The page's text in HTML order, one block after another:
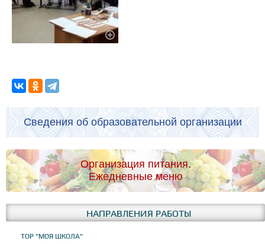
Сведения об образовательной организации
Организация питания.
Ежедневные меню
НАПРАВЛЕНИЯ РАБОТЫ
ТОР "МОЯ ШКОЛА"